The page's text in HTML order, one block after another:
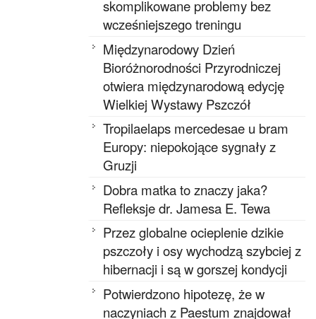
skomplikowane problemy bez
wcześniejszego treningu
Międzynarodowy Dzień
Bioróżnorodności Przyrodniczej
otwiera międzynarodową edycję
Wielkiej Wystawy Pszczół
Tropilaelaps mercedesae u bram
Europy: niepokojące sygnały z
Gruzji
Dobra matka to znaczy jaka?
Refleksje dr. Jamesa E. Tewa
Przez globalne ocieplenie dzikie
pszczoły i osy wychodzą szybciej z
hibernacji i są w gorszej kondycji
Potwierdzono hipotezę, że w
naczyniach z Paestum znajdował